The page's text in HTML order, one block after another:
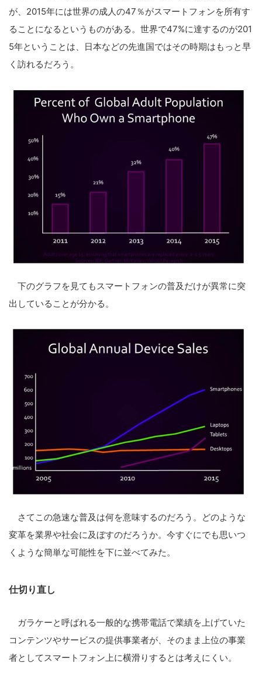
が、2015年には世界の成人の47％がスマートフォンを所有す
ることになるというものがある。世界で47%に達するのが201
5年ということは、日本などの先進国ではその時期はもっと早
く訪れるだろう。
下のグラフを見てもスマートフォンの普及だけが異常に突
出していることが分かる。
さてこの急速な普及は何を意味するのだろう。どのような
変革を業界や社会に及ぼすのだろうか。今すぐにでも思いつ
くような簡単な可能性を下に並べてみた。
仕切り直し
ガラケーと呼ばれる一般的な携帯電話で業績を上げていた
コンテンツやサービスの提供事業者が、そのまま上位の事業
者としてスマートフォン上に横滑りするとは考えにくい。